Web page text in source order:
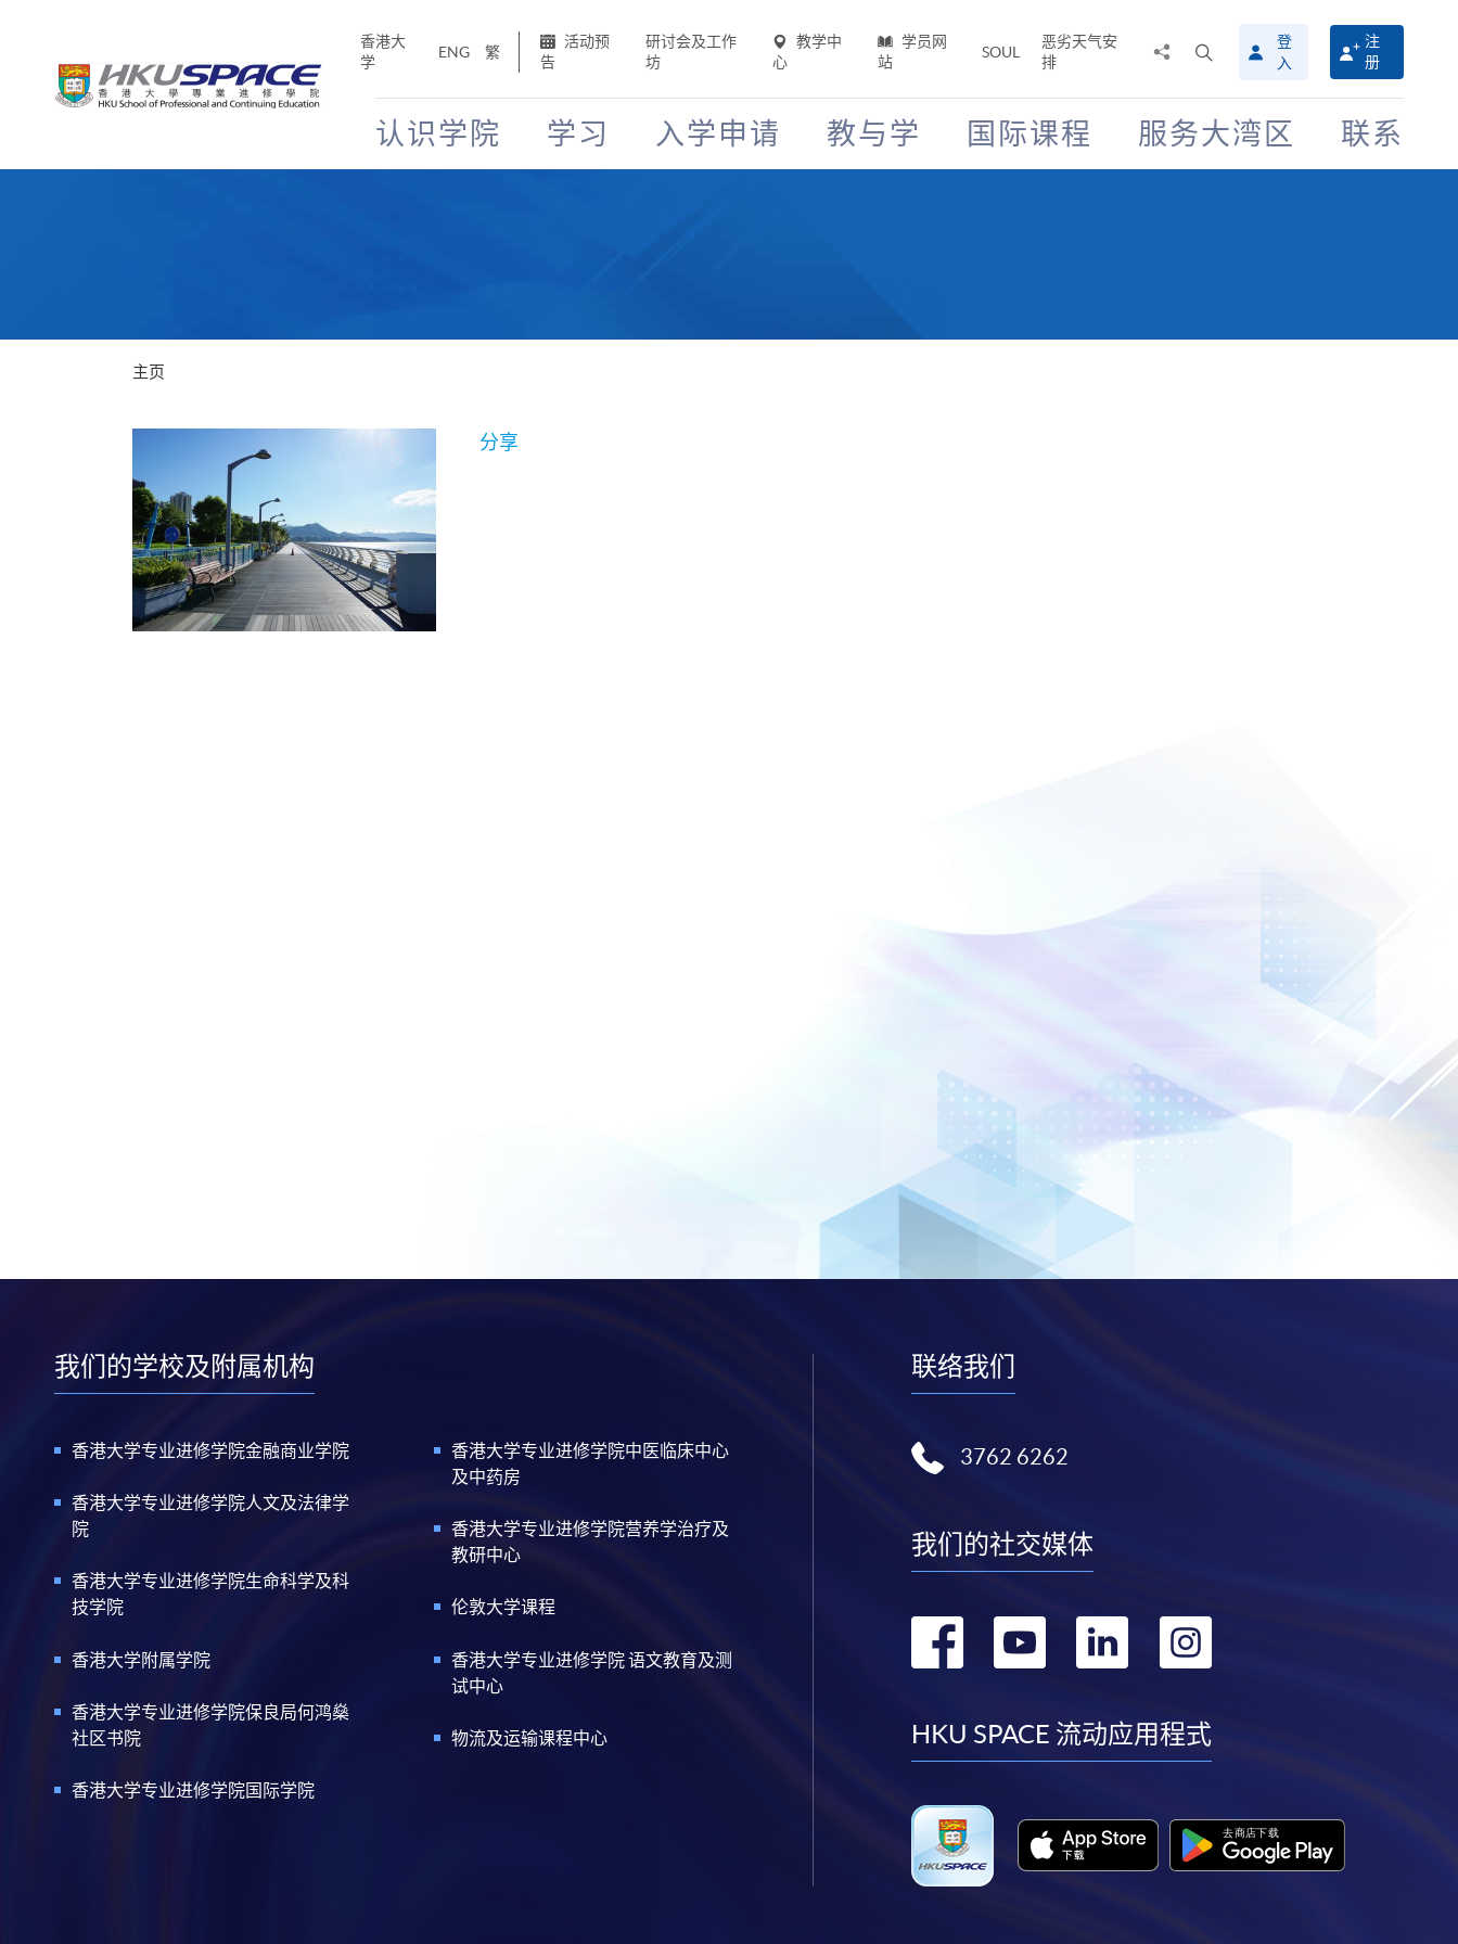
香港大
学
ENG 繁
活动预
告
研讨会及工作
坊
教学中
心
学员网
站
SOUL
恶劣天气安
排
搜
寻
介
面
登
入
注
册
认识学院 学习 入学申请 教与学 国际课程 服务大湾区 联系
主页
分享
我们的学校及附属机构
香港大学专业进修学院金融商业学院
香港大学专业进修学院人文及法律学
院
香港大学专业进修学院生命科学及科
技学院
香港大学附属学院
香港大学专业进修学院保良局何鸿燊
社区书院
香港大学专业进修学院国际学院
香港大学专业进修学院中医临床中心
及中药房
香港大学专业进修学院营养学治疗及
教研中心
伦敦大学课程
香港大学专业进修学院 语文教育及测
试中心
物流及运输课程中心
联络我们
3762 6262
我们的社交媒体
转
facebook
转
youtube
转
linkedin
转
instagram
HKU SPACE 流动应用程式